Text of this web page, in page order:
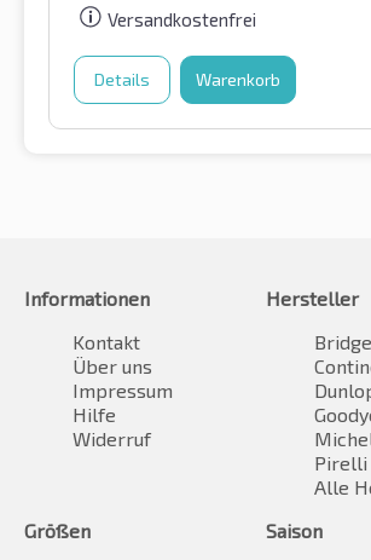
Versandkostenfrei
Details Warenkorb
Informationen
Kontakt
Über uns
Impressum
Hilfe
Widerruf
Hersteller
Pirelli
Alle
Größen
Saison